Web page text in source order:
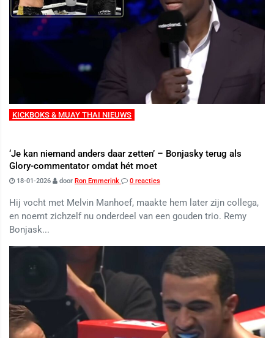
KICKBOKS & MUAY THAI NIEUWS
‘Je kan niemand anders daar zetten’ – Bonjasky terug als
Glory-commentator omdat hét moet
18-01-2026 door Ron Emmerink 0 reacties
Hij vocht met Melvin Manhoef, maakte hem later zijn collega,
en noemt zichzelf nu onderdeel van een gouden trio. Remy
Bonjask...